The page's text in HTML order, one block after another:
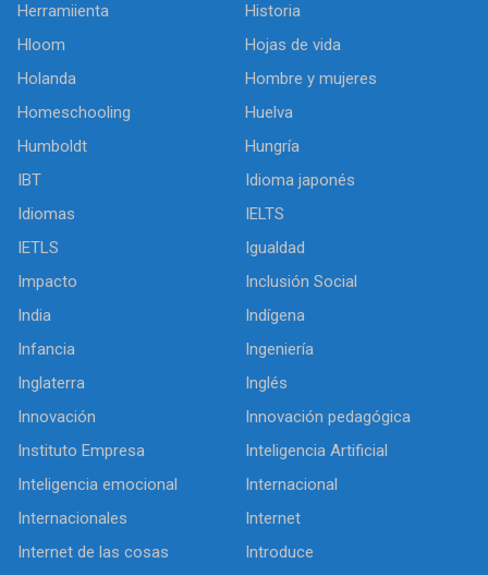
Herramiienta
Historia
Hloom
Hojas de vida
Holanda
Hombre y mujeres
Homeschooling
Huelva
Humboldt
Hungría
IBT
Idioma japonés
Idiomas
IELTS
IETLS
Igualdad
Impacto
Inclusión Social
India
Indígena
Infancia
Ingeniería
Inglaterra
Inglés
Innovación
Innovación pedagógica
Instituto Empresa
Inteligencia Artificial
Inteligencia emocional
Internacional
Internacionales
Internet
Internet de las cosas
Introduce